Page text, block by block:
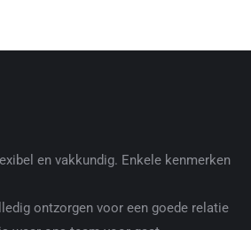
en vakkundig. Enkele kenmerken
ontzorgen voor een goede relatie